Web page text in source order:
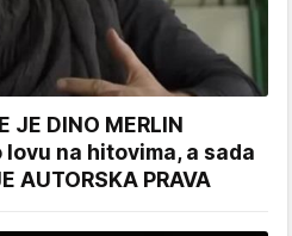
JE DINO MERLIN
na hitovima, a sada
AUTORSKA PRAVA